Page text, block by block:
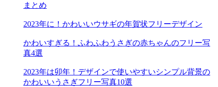
まとめ
2023年に！かわいいウサギの年賀状フリーデザイン
かわいすぎる！ふわふわうさぎの赤ちゃんのフリー写
真4選
2023年は卯年！デザインで使いやすいシンプル背景の
かわいいうさぎフリー写真10選